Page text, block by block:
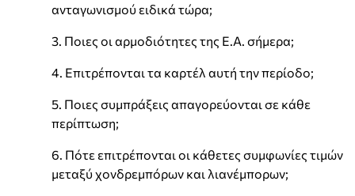
ανταγωνισμού ειδικά τώρα;
3. Ποιες οι αρμοδιότητες της Ε.Α. σήμερα;
4. Επιτρέπονται τα καρτέλ αυτή την περίοδο;
5. Ποιες συμπράξεις απαγορεύονται σε κάθε
περίπτωση;
6. Πότε επιτρέπονται οι κάθετες συμφωνίες τιμών
μεταξύ χονδρεμπόρων και λιανέμπορων;